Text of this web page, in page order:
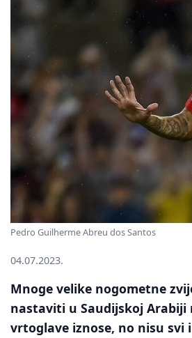
Pedro Guilherme Abreu dos Santos
04.07.2023.
Mnoge velike nogometne
nastaviti u Saudijskoj
vrtoglave iznose, no nisu